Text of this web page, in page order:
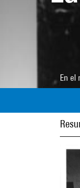
En el